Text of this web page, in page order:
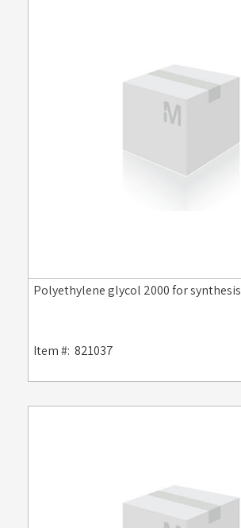
Polyethylene glycol 2000 for synthesis
Item #: 821037